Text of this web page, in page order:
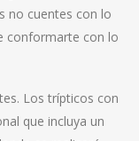
no cuentes con lo
conformarte con lo
Los trípticos con
que incluya un